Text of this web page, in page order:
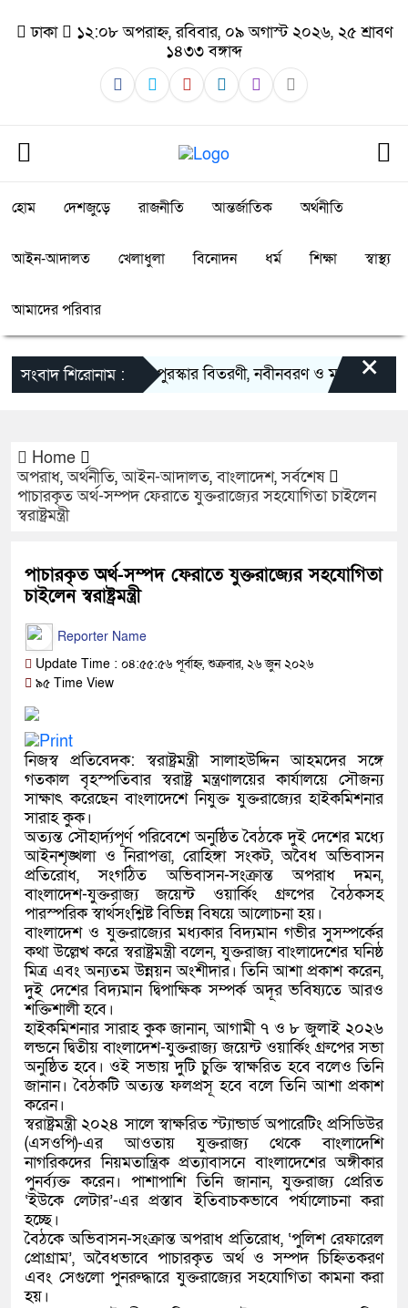
ঢাকা
১২:০৮ অপরাহ্ন, রবিবার, ০৯ অগাস্ট ২০২৬, ২৫ শ্রাবণ
১৪৩৩ বঙ্গাব্দ
হোম দেশজুড়ে রাজনীতি আন্তর্জাতিক অর্থনীতি
আইন-আদালত খেলাধুলা বিনোদন ধর্ম শিক্ষা স্বাস্থ্য
আমাদের পরিবার
সংবাদ শিরোনাম :
কাঞ্চননগর বার্ষিক পুরস্কার বিতরণী, নবীনবরণ ও মনোজ্ঞ সাংস্কৃতিক
×
Home
অপরাধ,অর্থনীতি,আইন-আদালত,বাংলাদেশ,সর্বশেষ
পাচারকৃত অর্থ-সম্পদ ফেরাতে যুক্তরাজ্যের সহযোগিতা চাইলেন
স্বরাষ্ট্রমন্ত্রী
পাচারকৃত অর্থ-সম্পদ ফেরাতে যুক্তরাজ্যের সহযোগিতা
চাইলেন স্বরাষ্ট্রমন্ত্রী
Reporter Name
Update Time : ০৪:৫৫:৫৬ পূর্বাহ্ন, শুক্রবার, ২৬ জুন ২০২৬
৯৫ Time View
নিজস্ব প্রতিবেদক: স্বরাষ্ট্রমন্ত্রী সালাহউদ্দিন আহমদের সঙ্গে
গতকাল বৃহস্পতিবার স্বরাষ্ট্র মন্ত্রণালয়ের কার্যালয়ে সৌজন্য
সাক্ষাৎ করেছেন বাংলাদেশে নিযুক্ত যুক্তরাজ্যের হাইকমিশনার
সারাহ কুক।
অত্যন্ত সৌহার্দ্যপূর্ণ পরিবেশে অনুষ্ঠিত বৈঠকে দুই দেশের মধ্যে
আইনশৃঙ্খলা ও নিরাপত্তা, রোহিঙ্গা সংকট, অবৈধ অভিবাসন
প্রতিরোধ, সংগঠিত অভিবাসন-সংক্রান্ত অপরাধ দমন,
বাংলাদেশ-যুক্তরাজ্য জয়েন্ট ওয়ার্কিং গ্রুপের বৈঠকসহ
পারস্পরিক স্বার্থসংশ্লিষ্ট বিভিন্ন বিষয়ে আলোচনা হয়।
বাংলাদেশ ও যুক্তরাজ্যের মধ্যকার বিদ্যমান গভীর সুসম্পর্কের
কথা উল্লেখ করে স্বরাষ্ট্রমন্ত্রী বলেন, যুক্তরাজ্য বাংলাদেশের ঘনিষ্ঠ
মিত্র এবং অন্যতম উন্নয়ন অংশীদার। তিনি আশা প্রকাশ করেন,
দুই দেশের বিদ্যমান দ্বিপাক্ষিক সম্পর্ক অদূর ভবিষ্যতে আরও
শক্তিশালী হবে।
হাইকমিশনার সারাহ কুক জানান, আগামী ৭ ও ৮ জুলাই ২০২৬
লন্ডনে দ্বিতীয় বাংলাদেশ-যুক্তরাজ্য জয়েন্ট ওয়ার্কিং গ্রুপের সভা
অনুষ্ঠিত হবে। ওই সভায় দুটি চুক্তি স্বাক্ষরিত হবে বলেও তিনি
জানান। বৈঠকটি অত্যন্ত ফলপ্রসূ হবে বলে তিনি আশা প্রকাশ
করেন।
স্বরাষ্ট্রমন্ত্রী ২০২৪ সালে স্বাক্ষরিত স্ট্যান্ডার্ড অপারেটিং প্রসিডিউর
(এসওপি)-এর আওতায় যুক্তরাজ্য থেকে বাংলাদেশি
নাগরিকদের নিয়মতান্ত্রিক প্রত্যাবাসনে বাংলাদেশের অঙ্গীকার
পুনর্ব্যক্ত করেন। পাশাপাশি তিনি জানান, যুক্তরাজ্য প্রেরিত
‘ইউকে লেটার’-এর প্রস্তাব ইতিবাচকভাবে পর্যালোচনা করা
হচ্ছে।
বৈঠকে অভিবাসন-সংক্রান্ত অপরাধ প্রতিরোধ, ‘পুলিশ রেফারেল
প্রোগ্রাম’, অবৈধভাবে পাচারকৃত অর্থ ও সম্পদ চিহ্নিতকরণ
এবং সেগুলো পুনরুদ্ধারে যুক্তরাজ্যের সহযোগিতা কামনা করা
হয়।